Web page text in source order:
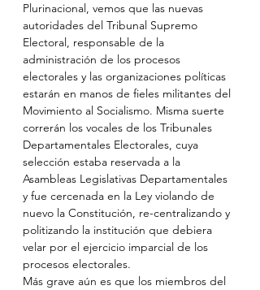
Plurinacional, vemos que las nuevas
autoridades del Tribunal Supremo
Electoral, responsable de la
administración de los procesos
electorales y las organizaciones políticas
estarán en manos de fieles militantes del
Movimiento al Socialismo. Misma suerte
correrán los vocales de los Tribunales
Departamentales Electorales, cuya
selección estaba reservada a la
Asambleas Legislativas Departamentales
y fue cercenada en la Ley violando de
nuevo la Constitución, re-centralizando y
politizando la institución que debiera
velar por el ejercicio imparcial de los
procesos electorales.
Más grave aún es que los miembros del